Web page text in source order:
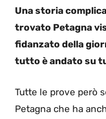
Una storia
trovato Petagna
fidanzato della
tutto è andato su
Tutte le prove però
Petagna che ha